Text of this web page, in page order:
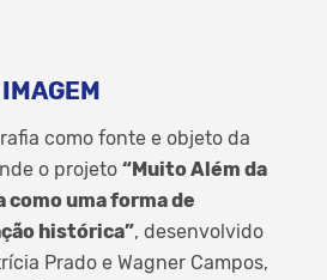
como fonte e objeto da
o projeto “Muito Além da
uma forma de
histórica”, desenvolvido
Prado e Wagner Campos,